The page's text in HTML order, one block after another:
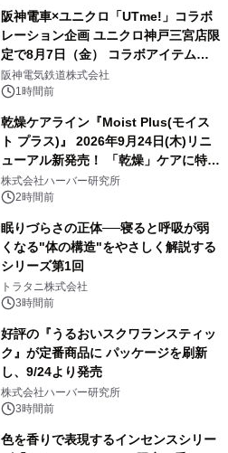
阪神電車×ユニクロ「UTme!」コラボ
レーション企画 ユニクロ神戸三宮店限
定で8月7日（金） コラボアイテムが
発売決定！
阪神電気鉄道株式会社
1時間前
乾燥ケアライン『Moist Plus(モイス
ト プラス)』 2026年9月24日(木)リニ
ューアル新発売！ 「乾燥」ケアに特化
し、ライン使いで潤いに満ちた肌へ
株式会社ハーバー研究所
2時間前
眠りづらさの正体──寝ると呼吸が弱
くなる"体の構造"をやさしく解説する
シリーズ第1回
トラタニ株式会社
3時間前
好評の『うるおいスクワランスティッ
ク』が定番商品に パッケージを刷新
し、9/24より発売
株式会社ハーバー研究所
3時間前
色を香りで表現するインセンスシリー